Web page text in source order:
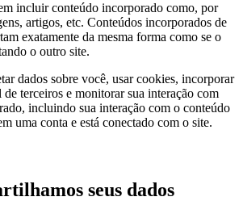
incluir conteúdo incorporado como, por
artigos, etc. Conteúdos incorporados de
exatamente da mesma forma como se o
o outro site.
dados sobre você, usar cookies, incorporar
terceiros e monitorar sua interação com
incluindo sua interação com o conteúdo
uma conta e está conectado com o site.
seus dados